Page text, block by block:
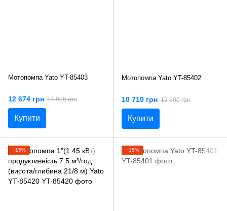
Мотопомпа Yato YT-85403
12 674 грн 14 910 грн
Купити
Мотопомпа Yato YT-85402
10 710 грн 12 600 грн
Купити
−15% −15%